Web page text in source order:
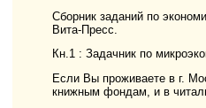
Сборник заданий по
Вита-Пресс.
Кн.1 : Задачник по
Если Вы проживаете в г.
книжным фондам, и в